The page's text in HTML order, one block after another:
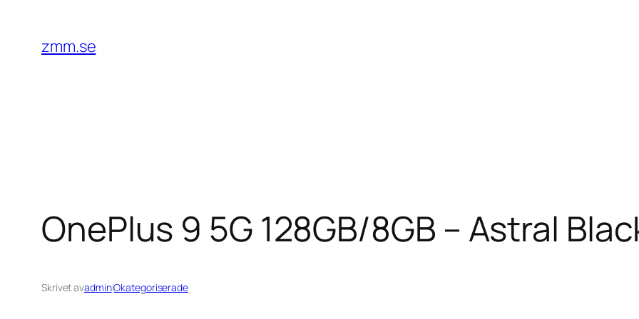
innehåll
zmm.se
OnePlus 9 5G 128GB/8GB – Astral
Skrivet avadminiOkategoriserade